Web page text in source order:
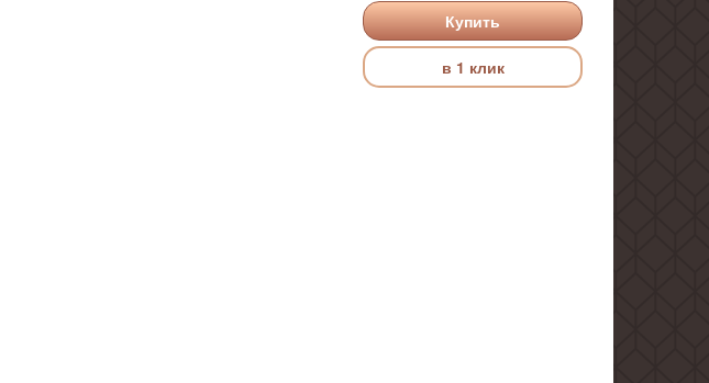
Купить
в 1 клик